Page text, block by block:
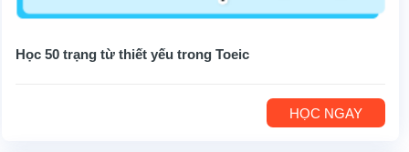
Học 50 trạng từ thiết yếu trong Toeic
HỌC NGAY